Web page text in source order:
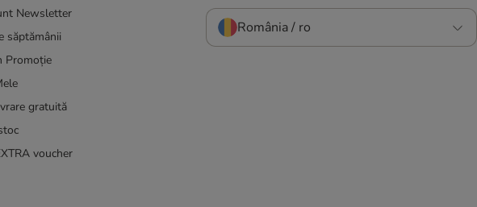
Newsletter
săptămânii
Promoție
gratuită
voucher
România / ro